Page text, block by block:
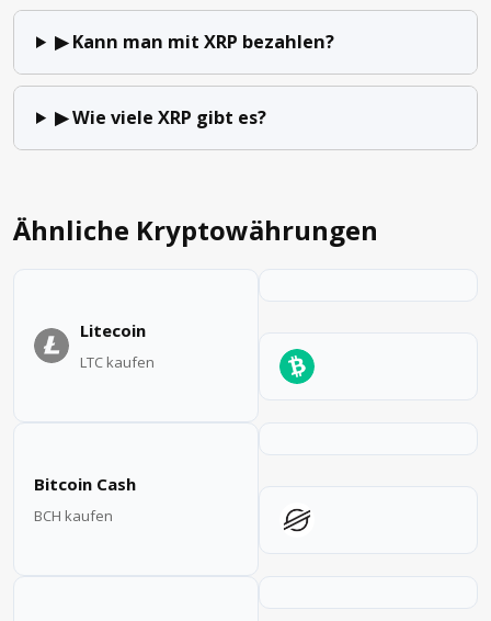
▶ Kann man mit XRP bezahlen?
▶ Wie viele XRP gibt es?
Ähnliche Kryptowährungen
Litecoin
LTC kaufen
Bitcoin Cash
BCH kaufen